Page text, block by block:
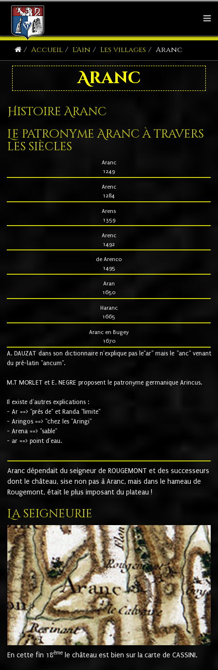
Accueil L'Ain Les villages Aranc
Aranc
Histoire Aranc
Le patronyme Aranc à travers
les siècles
Aranc
1249
Arenc
1284
Arens
1359
Arenc
1492
de Arenco
1495
Aran
1650
Haranc
1665
Aranc en Bugey
1670
A. DAUZAT dans son dictionnaire n'explique pas le"ar" mais le "anc" venant
du pré-latin "ancum".
M.T MORLET et E. NEGRE proposent le patronyme germanique Arincus.
Il existe d'autres explications :
- Ar ==> "près de" et Randa "limite"
- Aringos ==> "chez les "Aringi"
- Arena ==> "sable"
- ar ==> point d'eau.
Aranc dépendait du seigneur de ROUGEMONT et des successeurs
dont le château, sise non pas à Aranc, mais dans le hameau de
Rougemont, était le plus imposant du plateau !
La seigneurie
En cette fin 18ème le château est bien sur la carte de CASSINI.